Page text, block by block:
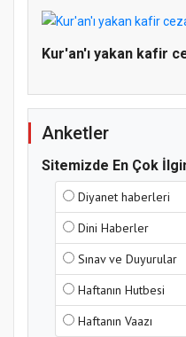
Kur'an'ı yakan kafir
Anketler
Sitemizde En Çok
Diyanet haberleri
Dini Haberler
Sınav ve Duyurular
Haftanın Hutbesi
Haftanın Vaazı